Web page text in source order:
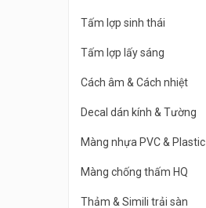
Tấm lợp sinh thái
Tấm lợp lấy sáng
Cách âm & Cách nhiệt
Decal dán kính & Tường
Màng nhựa PVC & Plastic
Màng chống thấm HQ
Thảm & Simili trải sàn